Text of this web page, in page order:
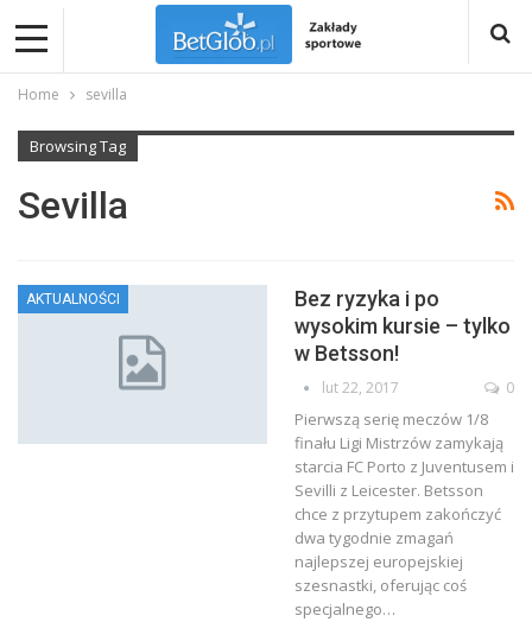
Home sevilla
Browsing Tag
Sevilla
AKTUALNOŚCI
Bez ryzyka i po
wysokim kursie – tylko
w Betsson!
lut 22, 2017 0
Pierwszą serię meczów 1/8
finału Ligi Mistrzów zamykają
starcia FC Porto z Juventusem i
Sevilli z Leicester. Betsson
chce z przytupem zakończyć
dwa tygodnie zmagań
najlepszej europejskiej
szesnastki, oferując coś
specjalnego…